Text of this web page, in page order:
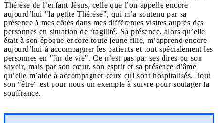
Thérèse de l’enfant Jésus, celle que l’on appelle encore
aujourd’hui "la petite Thérèse", qui m’a soutenu par sa
présence à mes côtés dans mes différentes visites auprès des
personnes en situation de fragilité. Sa présence, alors qu’elle
était à son époque encore toute jeune fille, m’apprend encore
aujourd’hui à accompagner les patients et tout spécialement les
personnes en "fin de vie". Ce n’est pas par ses dires ou son
savoir, mais par son cœur, son esprit et sa présence d’âme
qu’elle m’aide à accompagner ceux qui sont hospitalisés. Tout
son "être" est pour nous un exemple à suivre pour soulager la
souffrance.